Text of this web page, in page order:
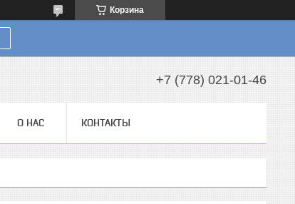
Корзина
+7 (778) 021-01-46
О НАС КОНТАКТЫ